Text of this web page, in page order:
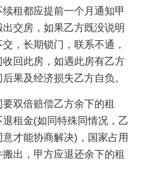
租都应提前一个月通知甲
交房，如果乙方既没说明
，长期锁门，联系不通，
回此房，如遇此房有乙方
果及经济损失乙方自负。
双倍赔偿乙方余下的租
租金(如同特殊同情况，乙
才能协商解决)，国家占用
出，甲方应退还余下的租